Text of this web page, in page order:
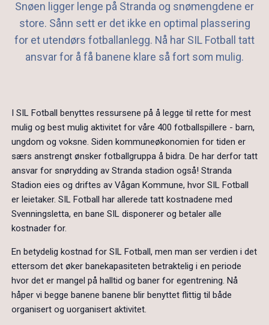
Snøen ligger lenge på Stranda og snømengdene er
store. Sånn sett er det ikke en optimal plassering
for et utendørs fotballanlegg. Nå har SIL Fotball tatt
ansvar for å få banene klare så fort som mulig.
I SIL Fotball benyttes ressursene på å legge til rette for mest
mulig og best mulig aktivitet for våre 400 fotballspillere - barn,
ungdom og voksne. Siden kommuneøkonomien for tiden er
særs anstrengt ønsker fotballgruppa å bidra. De har derfor tatt
ansvar for snørydding av Stranda stadion også! Stranda
Stadion eies og driftes av Vågan Kommune, hvor SIL Fotball
er leietaker. SIL Fotball har allerede tatt kostnadene med
Svenningsletta, en bane SIL disponerer og betaler alle
kostnader for.
En betydelig kostnad for SIL Fotball, men man ser verdien i det
ettersom det øker banekapasiteten betraktelig i en periode
hvor det er mangel på halltid og baner for egentrening. Nå
håper vi begge banene banene blir benyttet flittig til både
organisert og uorganisert aktivitet.